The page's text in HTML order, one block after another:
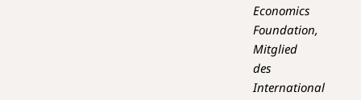
Economics
Foundation,
Mitglied
des
International